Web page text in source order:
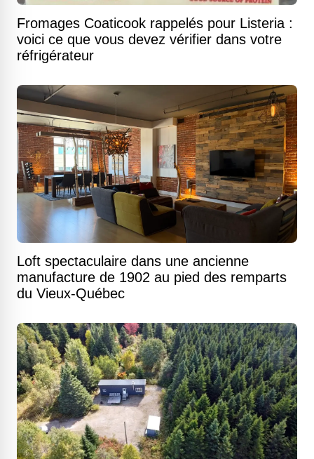
Fromages Coaticook rappelés pour Listeria :
voici ce que vous devez vérifier dans votre
réfrigérateur
Loft spectaculaire dans une ancienne
manufacture de 1902 au pied des remparts
du Vieux-Québec